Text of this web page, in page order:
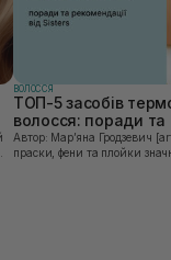
ВОЛОССЯ
ТОП-5 засобів
волосся: поради та
Sisters
Автор: Марʼяна Гродзевич [artnav] Сучасні
праски, фени та плойки